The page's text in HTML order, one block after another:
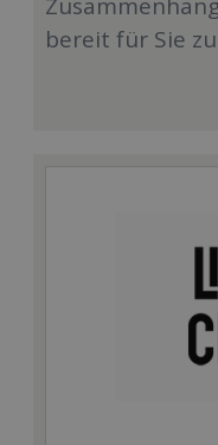
bereit für Sie